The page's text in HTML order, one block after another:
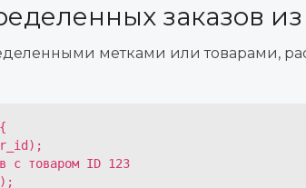
заказов
метками или товарами,